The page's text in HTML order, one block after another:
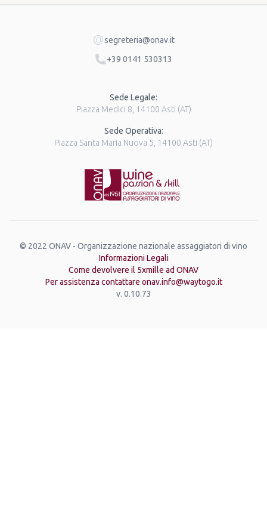
segreteria@onav.it
+39 0141 530313
Sede Legale:
Piazza Medici 8, 14100 Asti (AT)
Sede Operativa:
Piazza Santa Maria Nuova 5, 14100 Asti (AT)
© 2022 ONAV - Organizzazione nazionale assaggiatori di vino
Informazioni Legali
Come devolvere il 5xmille ad ONAV
Per assistenza contattare onav.info@waytogo.it
v. 0.10.73